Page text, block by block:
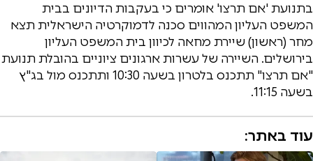
בתנועת 'אם תרצו' אומרים כי בעקבות הדיונים בבית
המשפט העליון המהווים סכנה לדמוקרטיה הישראלית תצא
מחר (ראשון) שיירת מחאה לכיוון בית המשפט העליון
בירושלים. השיירה של עשרות ארגונים ציוניים בהובלת תנועת
"אם תרצו" תתכנס בלטרון בשעה 10:30 ותתכנס מול בג"ץ
בשעה 11:15.
עוד באתר: